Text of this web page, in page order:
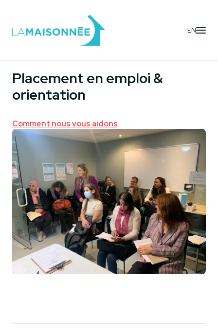
EN
Placement en emploi &
orientation
Comment nous vous aidons